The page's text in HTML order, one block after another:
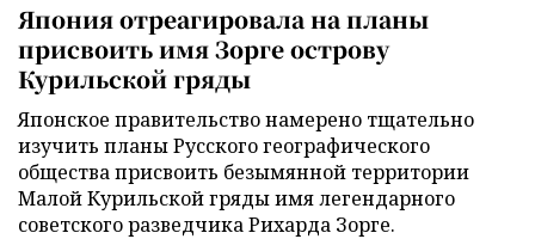
Япония отреагировала на планы
присвоить имя Зорге острову
Курильской гряды
Японское правительство намерено тщательно
изучить планы Русского географического
общества присвоить безымянной территории
Малой Курильской гряды имя легендарного
советского разведчика Рихарда Зорге.